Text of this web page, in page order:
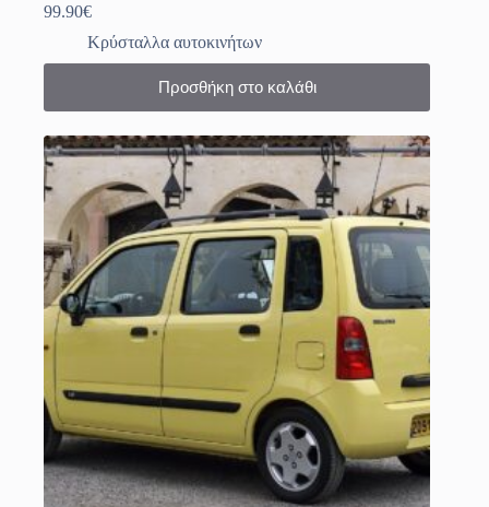
99.90€
Κρύσταλλα αυτοκινήτων
Προσθήκη στο καλάθι